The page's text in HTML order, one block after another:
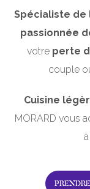
Spécialiste de
passionnée
votre perte
couple
Cuisine
MORARD vous